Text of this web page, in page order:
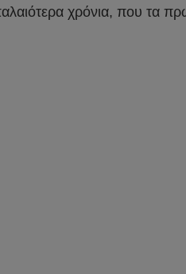
χρόνια, που τα